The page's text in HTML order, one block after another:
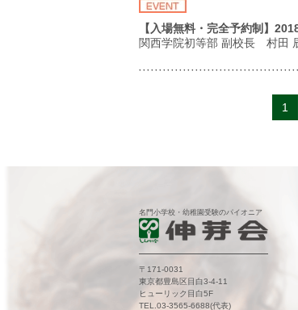
【入場無料・完全予約制】
関西学院初等部 副校長 村田
1
名門小学校・幼稚園受験のパイオニア
〒171-0031
東京都豊島区目白3-4-11
ヒューリック目白5F
TEL.03-3565-6688(代表)